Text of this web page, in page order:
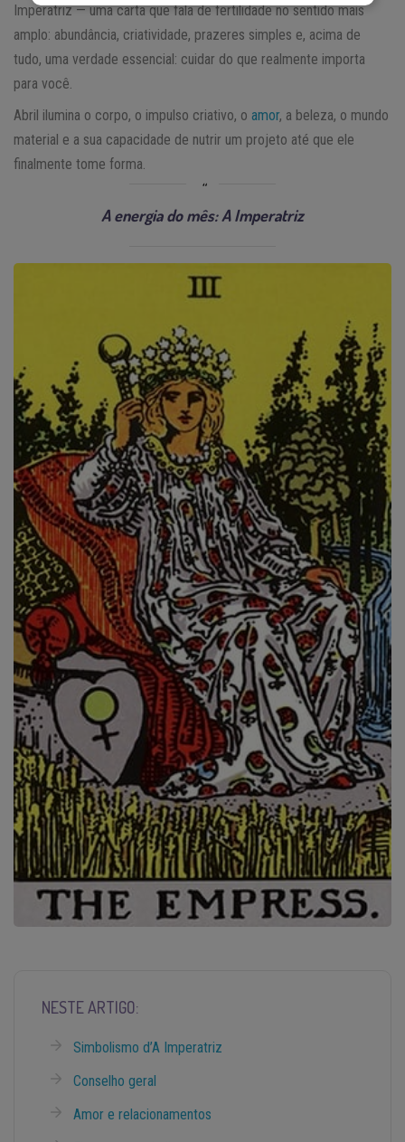
Imperatriz — uma carta que fala de fertilidade no sentido mais
amplo: abundância, criatividade, prazeres simples e, acima de
tudo, uma verdade essencial: cuidar do que realmente importa
para você.
Abril ilumina o corpo, o impulso criativo, o amor, a beleza, o mundo
material e a sua capacidade de nutrir um projeto até que ele
finalmente tome forma.
A energia do mês: A Imperatriz
NESTE ARTIGO:
Simbolismo d’A Imperatriz
Conselho geral
Amor e relacionamentos